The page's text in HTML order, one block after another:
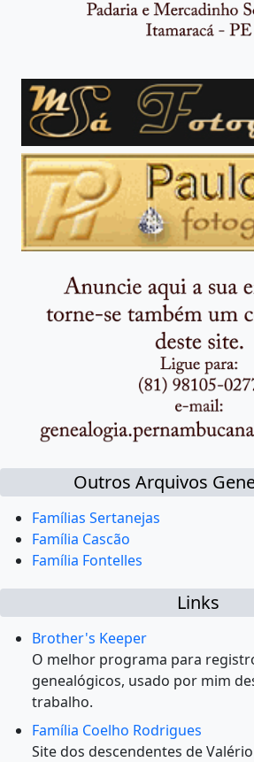
Outros Arquivos
Famílias Sertanejas
Família Cascão
Família Fontelles
Links
Brother's Keeper
O melhor programa para
genealógicos, usado por mim
trabalho.
Família Coelho Rodrigues
Site dos descendentes de